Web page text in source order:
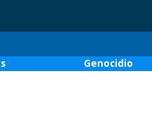
Genocidio